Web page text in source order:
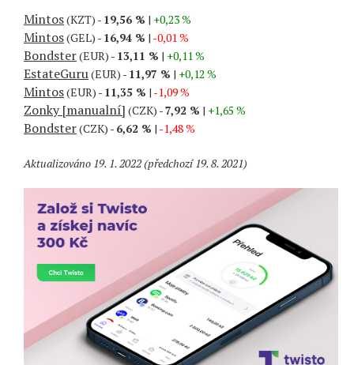
Mintos(KZT) - 19,56 % | +0,23 %
Mintos(GEL) - 16,94 % | -0,01 %
Bondster(EUR) - 13,11 % | +0,11 %
EstateGuru(EUR) - 11,97 % | +0,12 %
Mintos(EUR) - 11,35 % | -1,09 %
Zonky [manualní] (CZK) -7,92 % | +1,65 %
Bondster(CZK) - 6,62 % | -1,48 %
Aktualizováno 19. 1. 2022 (předchozí 19. 8. 2021)